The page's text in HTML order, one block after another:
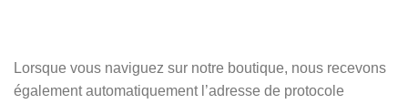
Lorsque vous naviguez sur notre boutique, nous recevons
également automatiquement l’adresse de protocole